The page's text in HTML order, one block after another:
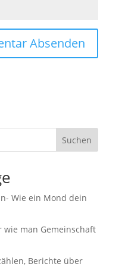
Suchen
Wie ein Mond dein
wie man Gemeinschaft
Berichte über